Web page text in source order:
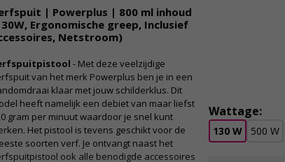
spuitpistool kun je nagenoeg alle
voorzien van een strakke laag
Zelfs de meest gladde ondergronden zijn
probleem voor dit spuitpistool van het
Powerplus. Dit model werkt in combinatie
een compressor (niet meegeleverd) en
de mogelijkheden om zowel het verfdebiet
het spuitpatroon aan te passen. Dit maakt
spuiten van bijvoorbeeld een auto of
nog gemakkelijker. Raadpleeg de
handleiding voor de beste
| Powerplus | 800 ml inhoud
Ergonomische greep, Inclusief
Netstroom)
- Met deze veelzijdige
van het merk Powerplus ben je in een
klaar met jouw schilderklus. Dit
heeft namelijk een debiet van maar liefst
gram per minuut waardoor je snel kunt
Het pistool is tevens geschikt voor de
soorten verf. Je ontvangt naast het
ook alle benodigde accessoires
Wattage:
130 W 500 W